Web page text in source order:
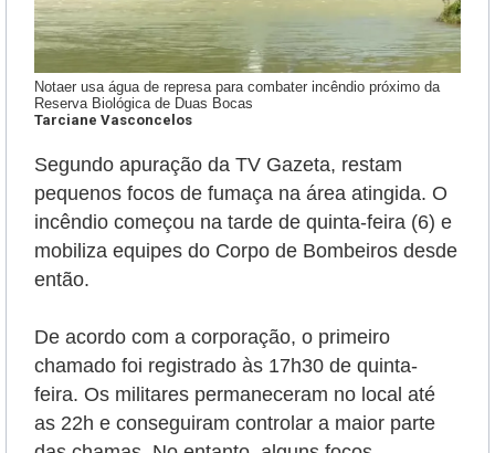
Notaer usa água de represa para combater incêndio próximo da
Reserva Biológica de Duas Bocas
Tarciane Vasconcelos
Segundo apuração da TV Gazeta, restam
pequenos focos de fumaça na área atingida. O
incêndio começou na tarde de quinta-feira (6) e
mobiliza equipes do Corpo de Bombeiros desde
então.
De acordo com a corporação, o primeiro
chamado foi registrado às 17h30 de quinta-
feira. Os militares permaneceram no local até
as 22h e conseguiram controlar a maior parte